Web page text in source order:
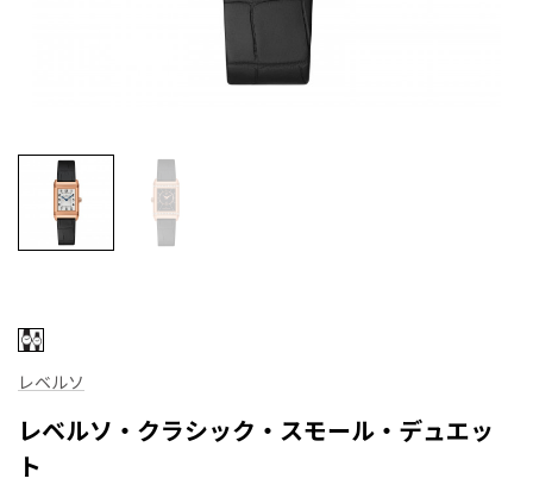
レベルソ
レベルソ・クラシック・スモール・デュエッ
ト